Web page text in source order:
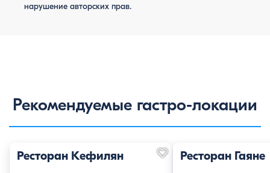
нарушение авторских прав.
Рекомендуемые гастро-локации
Ресторан Кефилян Ресторан Гаяне